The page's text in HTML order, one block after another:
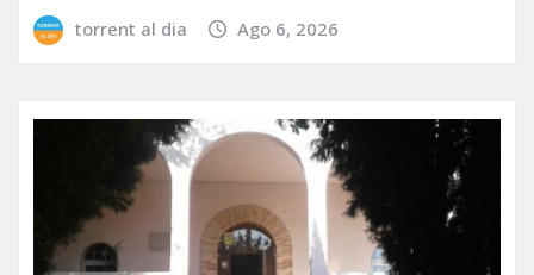
torrent al dia Ago 6, 2026